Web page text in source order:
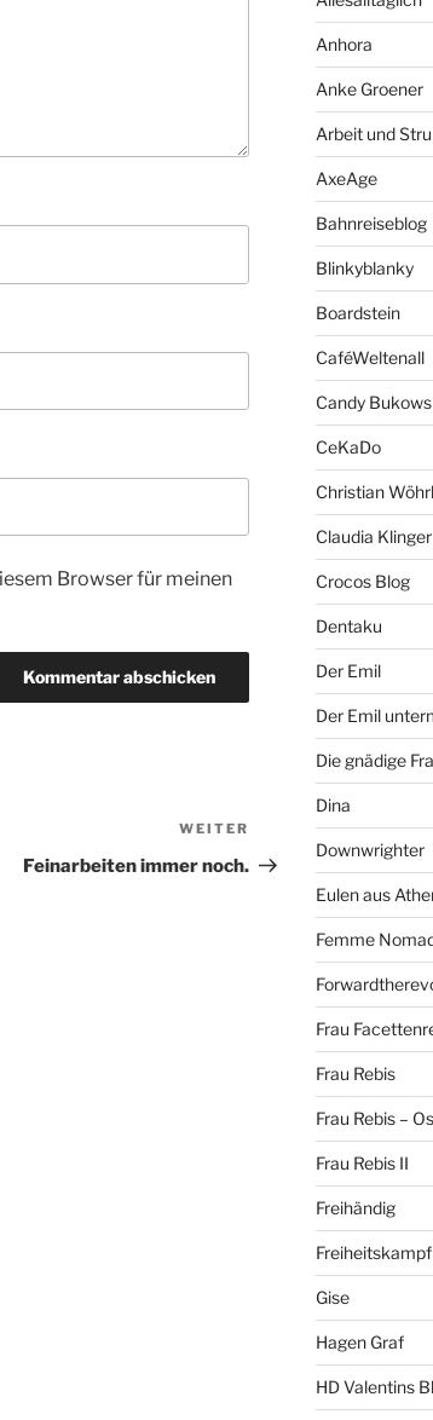
Browser für meinen
Nächster
Beitrag
WEITER
Feinarbeiten immer noch.
Anhora
Anke Groener
Arbeit und
AxeAge
Bahnreiseblog
Blinkyblanky
Boardstein
CaféWeltenall
Candy
CeKaDo
Christian Wöhrl
Claudia Klinger
Crocos Blog
Dentaku
Der Emil
Der Emil
Die gnädige
Dina
Downwrighter
Eulen aus
Femme
Frau
Frau Rebis
Frau Rebis –
Frau Rebis II
Freihändig
Freiheitskampf
Gise
Hagen Graf
HD Valentins